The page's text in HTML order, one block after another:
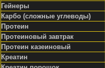
Гейнеры
Карбо (сложные углеводы)
Протеин
Протеиновый завтрак
Протеин казеиновый
Креатин